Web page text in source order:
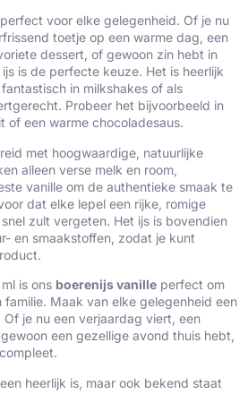
voor elke gelegenheid. Of je nu
toetje op een warme dag, een
dessert, of gewoon zin hebt in
is de perfecte keuze. Het is heerlijk
in milkshakes of als
Probeer het bijvoorbeeld in
of een warme chocoladesaus.
met hoogwaardige, natuurlijke
alleen verse melk en room,
vanille om de authentieke smaak te
dat elke lepel een rijke, romige
zult vergeten. Het ijs is bovendien
en smaakstoffen, zodat je kunt
is ons boerenijs vanille perfect om
Maak van elke gelegenheid een
je nu een verjaardag viert, een
een gezellige avond thuis hebt,
heerlijk is, maar ook bekend staat